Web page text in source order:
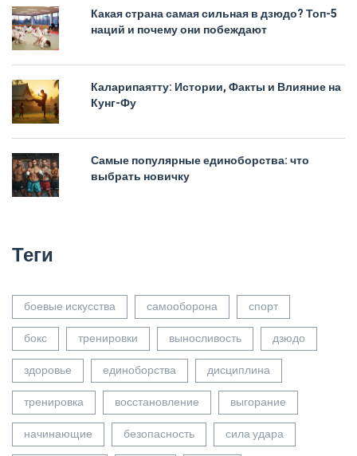
Какая страна самая сильная в дзюдо? Топ-5
наций и почему они побеждают
Каларипаятту: Истории, Факты и Влияние на
Кунг-Фу
Самые популярные единоборства: что
выбрать новичку
Теги
боевые искусства самооборона
спорт
бокс
тренировки выносливость
дзюдо
здоровье
единоборства
дисциплина
тренировка
восстановление
выгорание
начинающие
безопасность
сила удара